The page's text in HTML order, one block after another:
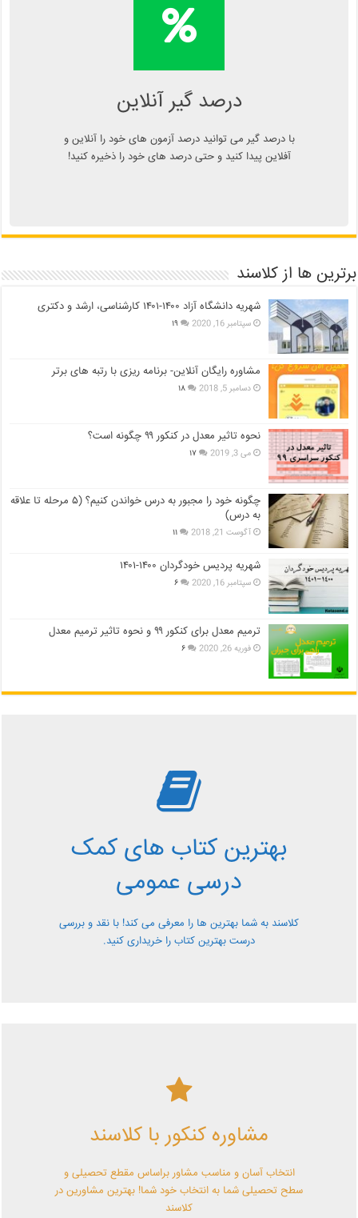
درصد گیر آنلاین
با درصد گیر می توانید درصد آزمون های خود را آنلاین و
آفلاین پیدا کنید و حتی درصد های خود را ذخیره کنید!
محاسبه آنلاین درصد یا دانلود
اپلیکیشن درصد گیر
برترین ها از کلاسند
شهریه دانشگاه آزاد ۱۴۰۰-۱۴۰۱ کارشناسی، ارشد و دکتری
سپتامبر 16, 2020 ۱۹
مشاوره رایگان آنلاین- برنامه ریزی با رتبه های برتر
دسامبر 5, 2018 ۱۸
نحوه تاثیر معدل در کنکور ۹۹ چگونه است؟
می 3, 2019 ۱۷
چگونه خود را مجبور به درس خواندن کنیم؟ (۵ مرحله تا علاقه
به درس)
آگوست 21, 2018 ۱۱
شهریه پردیس خودگردان ۱۴۰۰-۱۴۰۱
سپتامبر 16, 2020 ۶
ترمیم معدل برای کنکور ۹۹ و نحوه تاثیر ترمیم معدل
فوریه 26, 2020 ۶
بهترین کتاب های کمک
درسی عمومی
کلاسند به شما بهترین ها را معرفی می کند! با نقد و بررسی
درست بهترین کتاب را خریداری کنید.
بررسی بهترین کتاب های
کمک درسی عمومی
معرفی کتاب های کمک درسی عمومی و بررسی آن ها کاملا
رایگان از کلاسند
مشاوره کنکور با کلاسند
انتخاب آسان و مناسب مشاور براساس مقطع تحصیلی و
سطح تحصیلی شما به انتخاب خود شما! بهترین مشاورین در
کلاسند